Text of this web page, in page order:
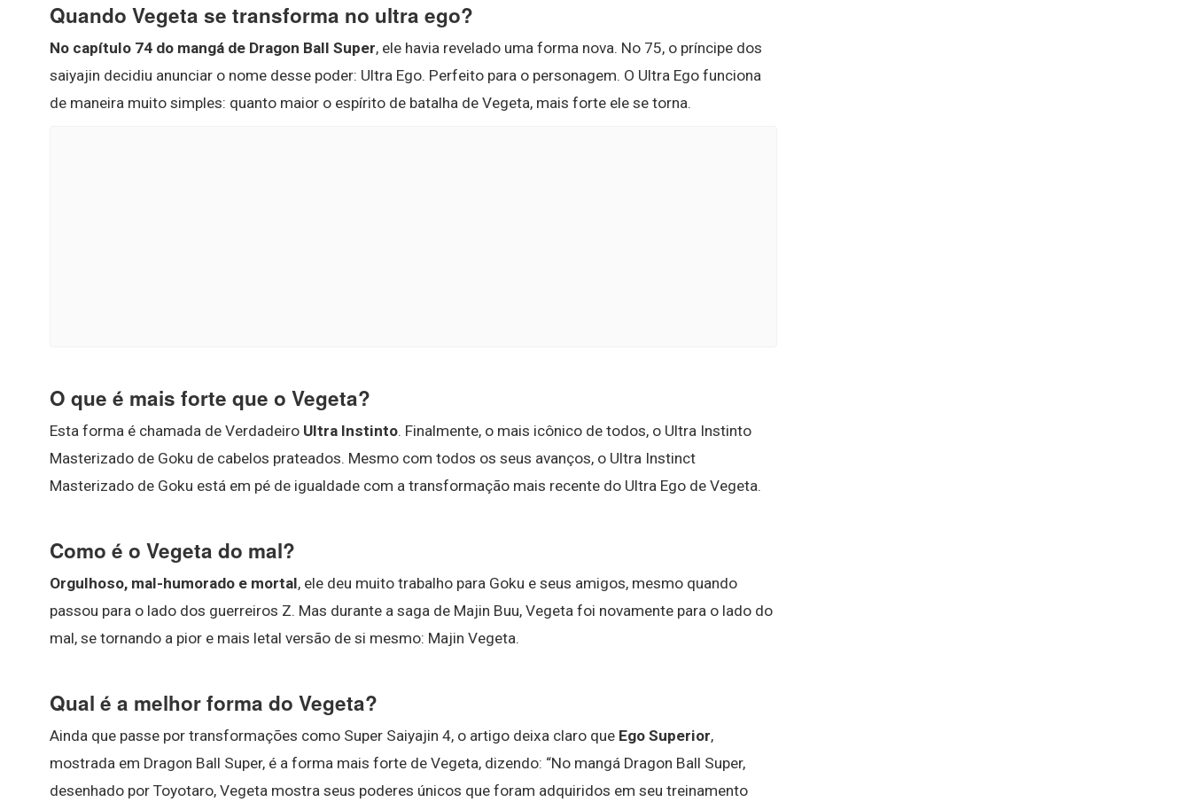
Quando Vegeta se transforma no ultra ego?
No capítulo 74 do mangá de Dragon Ball Super, ele havia revelado uma forma nova. No 75, o príncipe dos
saiyajin decidiu anunciar o nome desse poder: Ultra Ego. Perfeito para o personagem. O Ultra Ego funciona
de maneira muito simples: quanto maior o espírito de batalha de Vegeta, mais forte ele se torna.
O que é mais forte que o Vegeta?
Esta forma é chamada de Verdadeiro Ultra Instinto. Finalmente, o mais icônico de todos, o Ultra Instinto
Masterizado de Goku de cabelos prateados. Mesmo com todos os seus avanços, o Ultra Instinct
Masterizado de Goku está em pé de igualdade com a transformação mais recente do Ultra Ego de Vegeta.
Como é o Vegeta do mal?
Orgulhoso, mal-humorado e mortal, ele deu muito trabalho para Goku e seus amigos, mesmo quando
passou para o lado dos guerreiros Z. Mas durante a saga de Majin Buu, Vegeta foi novamente para o lado do
mal, se tornando a pior e mais letal versão de si mesmo: Majin Vegeta.
Qual é a melhor forma do Vegeta?
Ainda que passe por transformações como Super Saiyajin 4, o artigo deixa claro que Ego Superior,
mostrada em Dragon Ball Super, é a forma mais forte de Vegeta, dizendo: “No mangá Dragon Ball Super,
desenhado por Toyotaro, Vegeta mostra seus poderes únicos que foram adquiridos em seu treinamento